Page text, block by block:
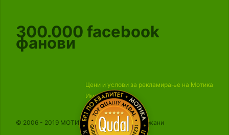
300.000 facebook
фанови
Цени и услови за рекламирање на Мотика
Импресум
© 2006 - 2019 МОТИКА, Сите права се задржани